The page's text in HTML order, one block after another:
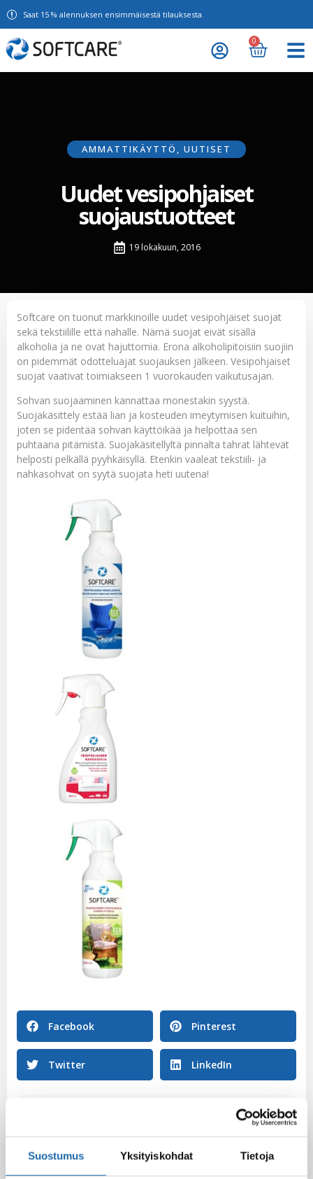
Suostumus Yksityiskohdat Tietoja
Saat 15 % alennuksen ensimmäisestä tilauksesta.
0
AMMATTIKÄYTTÖ , UUTISET
Uudet vesipohjaiset
suojaustuotteet
19 lokakuun, 2016
Softcare on tuonut markkinoille uudet vesipohjaiset suojat
sekä tekstiilille että nahalle. Nämä suojat eivät sisällä
alkoholia ja ne ovat hajuttomia. Erona alkoholipitoisiin suojiin
on pidemmät odotteluajat suojauksen jälkeen. Vesipohjaiset
suojat vaativat toimiakseen 1 vuorokauden vaikutusajan.
Sohvan suojaaminen kannattaa monestakin syystä.
Suojakäsittely estää lian ja kosteuden imeytymisen kuituihin,
joten se pidentää sohvan käyttöikää ja helpottaa sen
puhtaana pitämistä. Suojakäsitellyltä pinnalta tahrat lähtevät
helposti pelkällä pyyhkäisyllä. Etenkin vaaleat tekstiili- ja
nahkasohvat on syytä suojata heti uutena!
Facebook Pinterest
Twitter LinkedIn